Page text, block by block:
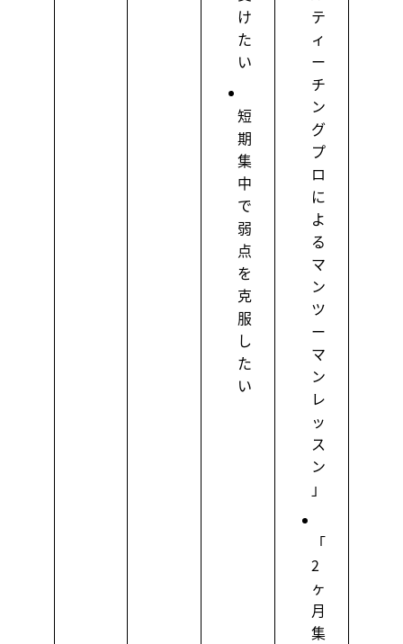
け
た
い
短
期
集
中
で
弱
点
を
克
服
し
た
い
テ
ィ
ー
チ
ン
グ
プ
ロ
に
よ
る
マ
ン
ツ
ー
マ
ン
レ
ッ
ス
ン
」
「
2
ヶ
月
集